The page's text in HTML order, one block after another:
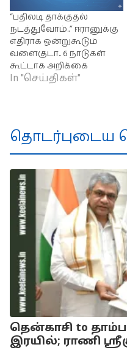
“பதிலடி தாக்குதல்
நடத்துவோம்..” ஈரானுக்கு
எதிராக ஒன்றுகூடும்
வளைகுடா.. 6 நாடுகள்
கூட்டாக அறிக்கை
In "செய்திகள்"
தொடர்புடைய
தென்காசி to
இரயில்; ராணி